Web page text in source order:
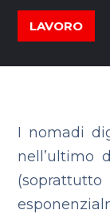
LAVORO
I nomadi
nell’ultimo